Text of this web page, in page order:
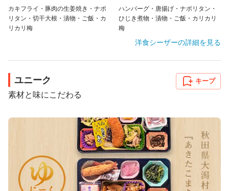
カキフライ・豚肉の生姜焼き・ナポ
リタン・切干大根・漬物・ご飯・カ
リカリ梅
ハンバーグ・唐揚げ・ナポリタン・
ひじき煮物・漬物・ご飯・カリカリ
梅
洋食シーザーの詳細を見る
ユニーク
素材と味にこだわる
キープ